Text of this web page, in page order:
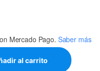
Mercado Pago. Saber más
al carrito